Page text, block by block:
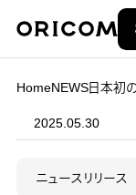
株式会社オリコ
HomeNEWS日本初
2025.05.30
ニュースリリース